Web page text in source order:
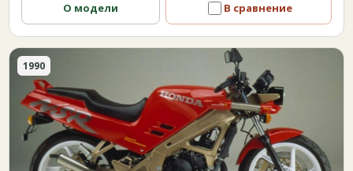
О модели В сравнение
1990